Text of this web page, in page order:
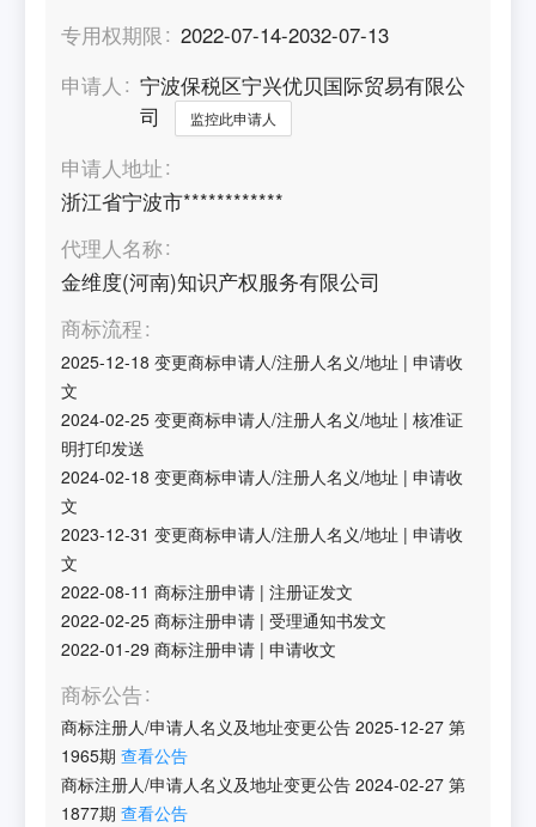
专用权期限
2022-07-14-2032-07-13
申请人
宁波保税区宁兴优贝国际贸易有限公
司
监控此申请人
申请人地址
浙江省宁波市************
代理人名称
金维度(河南)知识产权服务有限公司
商标流程
2025-12-18 变更商标申请人/注册人名义/地址 |申请收
文
2024-02-25 变更商标申请人/注册人名义/地址 |核准证
明打印发送
2024-02-18 变更商标申请人/注册人名义/地址 |申请收
文
2023-12-31 变更商标申请人/注册人名义/地址 |申请收
文
2022-08-11 商标注册申请 |注册证发文
2022-02-25 商标注册申请 |受理通知书发文
2022-01-29 商标注册申请 |申请收文
商标公告
商标注册人/申请人名义及地址变更公告 2025-12-27 第
1965期 查看公告
商标注册人/申请人名义及地址变更公告 2024-02-27 第
1877期 查看公告